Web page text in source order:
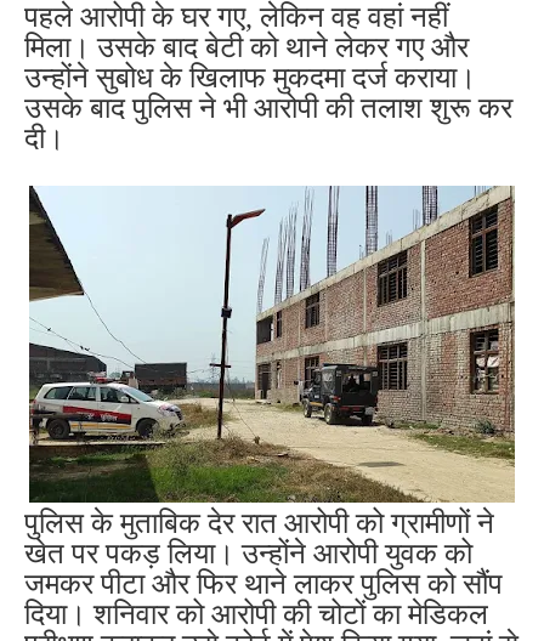
पहले आरोपी के घर गए, लेकिन वह वहां नहीं
मिला। उसके बाद बेटी को थाने लेकर गए और
उन्होंने सुबोध के खिलाफ मुकदमा दर्ज कराया।
उसके बाद पुलिस ने भी आरोपी की तलाश शुरू कर
दी।
पुलिस के मुताबिक देर रात आरोपी को ग्रामीणों ने
खेत पर पकड़ लिया। उन्होंने आरोपी युवक को
जमकर पीटा और फिर थाने लाकर पुलिस को सौंप
दिया। शनिवार को आरोपी की चोटों का मेडिकल